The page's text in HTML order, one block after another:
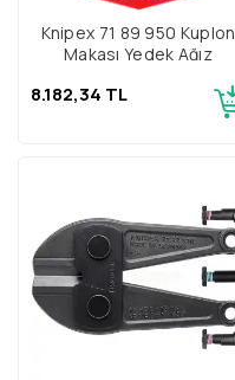
Knipex 71 89 950 Kuplon
Makası Yedek Ağız
8.182,34 TL